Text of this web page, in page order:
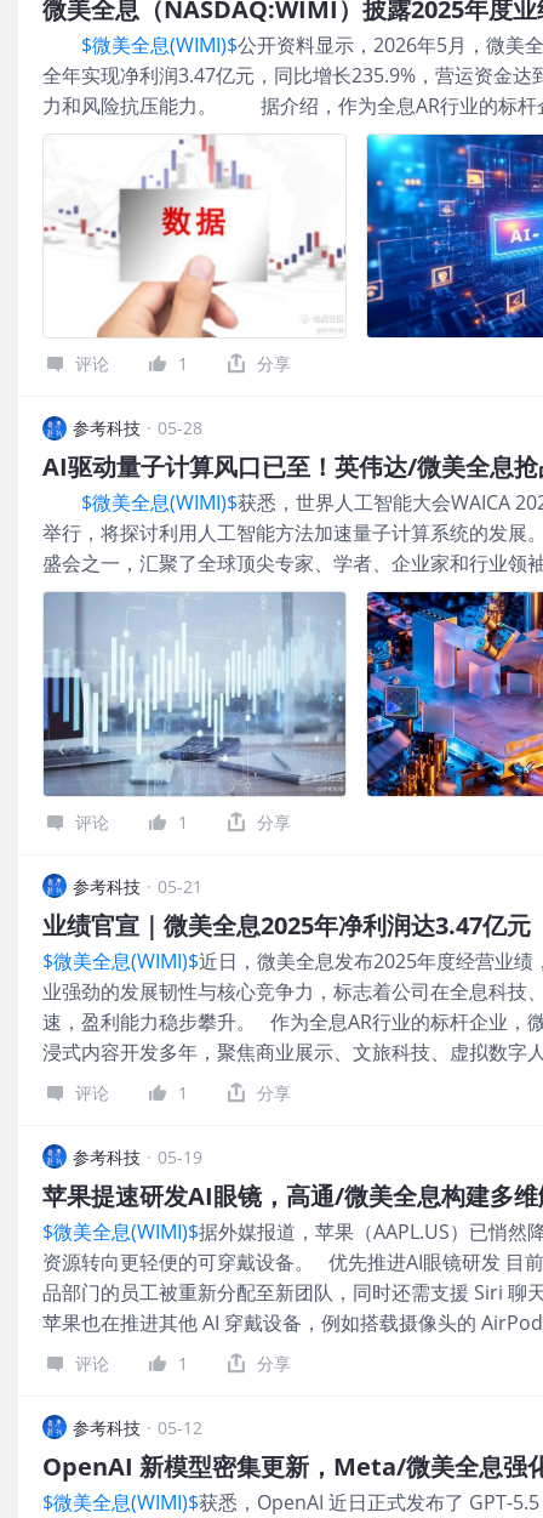
通知，产品还将整合多模态AI能力，支持通过Siri进行语
例如，在车载AR领域，微美全息的全息HUD产品能够
息投影的方式呈现在驾驶员视野中，提升驾驶安全性与便
造的全息博物馆、虚拟演出等项目，为消费者带来了沉浸
的标杆案例。 另一方面，在AI技术浪潮下，微美全息
域，利用AI技术快速生成全息内容，降低创作成本。其中
生成平台，能够根据用户需求自动生成高质量的全息视频
娱等领域提供了高效、便捷的内容解决方案。 更重要
微美全息还积极布局脑机接口与智能眼镜领域，探索人机
2026年，微美全息联合高校院所建立脑机接口研发中心
建了从基础研究到技术攻关的量子+脑机接口全链条创
全息2025年度财报的业绩爆发，是长期技术积累与战略
起云涌的当下，通过拥抱AI、量子计算、脑机接口等热点
微美全息（NASDAQ:WIMI）披露2025年度
$微美全息(WIMI)$公开资料显示，2026年5月，微美
全年实现净利润3.47亿元，同比增长235.9%，营运资金
力和风险抗压能力。 据介绍，作为全息AR行业的标杆
累的成果，更折射出全球数字经济与沉浸式产业的发
战略布局，深耕全息成像、三维建模、虚拟交互等核心
演出等，在多个领域实现商业化落地。 与此同时，微
快速生成全息内容，降低创作成本，为政企、文娱等
微美全息正集聚全球顶尖人才，加速布局人形机器人领
人技术深度融合，积极探索人机交互的未来方向。 可
积累与战略布局的结果。在科技行业快速变革的今天，
遇。 展望未来，微美全息将持续加大研发投入，保持
局，以及扩展全球化布局，进一步拓展海外市场，参与
评论 1 分享
参考科技 · 05-28
AI驱动量子计算风口已至！英伟达/微美全息
$微美全息(WIMI)$获悉，世界人工智能大会WAICA
举行，将探讨利用人工智能方法加速量子计算系统的发
盛会之一，汇聚了全球顶尖专家、学者、企业家和行业
子控制、AI 驱动的纠错、异构 HPC-量子混合加速、软
计算取得新突破! 事实上，前不久，中国科学技术大学
成功研制出可编程量子计算原型机“九章四号”，相关成
队特别针对特定问题的算力远超当前全球最快超级计算机
性”，取得了最新技术研发突破，向产业实用化迈出
今，量子领域已展现强劲势头，技术里程碑频现、AI对量
2025年的35亿美元快速增长至2030年的202亿美元
(NVDA.US)公司正通过推出一系列专为量子计算设计的新
型利用人工智能处理复杂运算，使量子系统更加实用
幅增长，为其核心GPU业务之外开辟新的机遇。对投资
程中，将继续向其他高增长领域拓展。 微美全息深
的未来产业，资料显示，量子计算上市公司微美
评论 1 分享
参考科技 · 05-21
业绩官宣｜微美全息2025年净利润达3.47亿元
$微美全息(WIMI)$近日，微美全息发布2025年度经营业
业强劲的发展韧性与核心竞争力，标志着公司在全息科
速，盈利能力稳步攀升。 作为全息AR行业的标杆企业，
浸式内容开发多年，聚焦商业展示、文旅科技、虚拟数字
术创新驱动产品迭代，以优质方案赋能行业数字化升级
技术研发投入，完善技术壁垒，拓展政企、文旅、商业
产品与服务的市场渗透率，实现营收与利润的稳健增长
的直观体现，更是市场对微美全息技术实力、商业模式及
维建模、虚拟交互、AI数字人等核心技术，公司持续打造
位。 面向未来，随着元宇宙、AIGC、XR技术的持续普
守技术创新内核，深化产学研融合，拓展更多商业化落地
向好，助力数字经济高质量发展，为行业发展注入新动能
评论 1 分享
参考科技 · 05-19
苹果提速研发AI眼镜，高通/微美全息构建多
$微美全息(WIMI)$据外媒报道，苹果（AAPL.US）已悄然
资源转向更轻便的可穿戴设备。 优先推进AI眼镜研发 目
品部门的员工被重新分配至新团队，同时还需支援 Siri
苹果也在推进其他 AI 穿戴设备，例如搭载摄像头的
引领消费风潮 而就在前一天，5月11日消息，高通（
用价值，能够完成各种各样的任务，AI也将真正实现大
有形态中，阿蒙看好AI眼镜成为核心形态，称人类对眼镜
低摩擦、个性化体验，如实时查询商品、虚拟试穿、语
2025年，AI眼镜赛道经历了早期概念炒作与资本热潮的
评论 1 分享
参考科技 · 05-12
OpenAI 新模型密集更新，Meta/微美全息强
$微美全息(WIMI)$获悉，OpenAI 近日正式发布了 GPT-